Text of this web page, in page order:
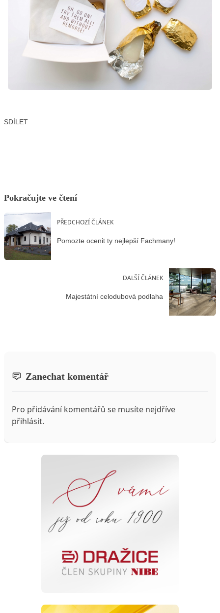
SDÍLET
Pokračujte ve čtení
PŘEDCHOZÍ ČLÁNEK
Pomozte ocenit ty nejlepší Fachmany!
DALŠÍ ČLÁNEK
Majestátní celodubová podlaha
Zanechat komentář
Pro přidávání komentářů se musíte nejdříve
přihlásit.